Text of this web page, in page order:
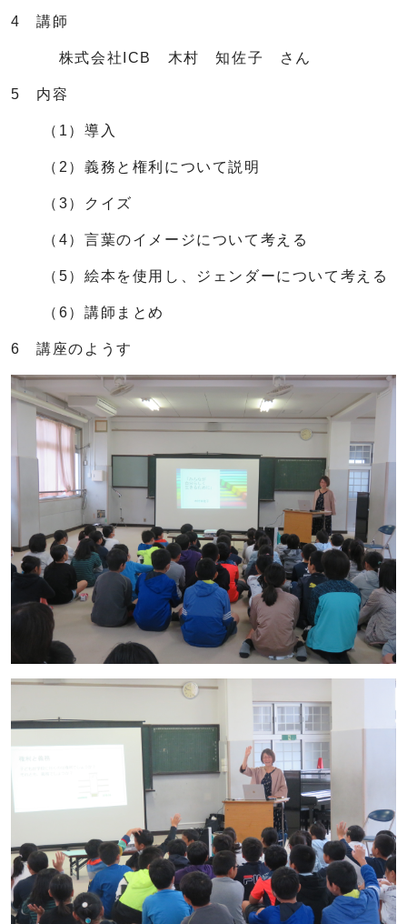
4 講師
株式会社ICB 木村 知佐子 さん
5 内容
（1）導入
（2）義務と権利について説明
（3）クイズ
（4）言葉のイメージについて考える
（5）絵本を使用し、ジェンダーについて考える
（6）講師まとめ
6 講座のようす